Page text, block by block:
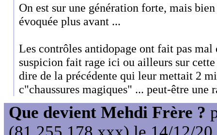
On est sur une génération forte, mais
évoquée plus avant ...
Les contrôles antidopage ont fait pas
suspicion fait rage ici ou ailleurs sur
dire de la précédente qui leur mettait 2
c"chaussures magiques" ... peut-être une
Que devient Mehdi Frère ?